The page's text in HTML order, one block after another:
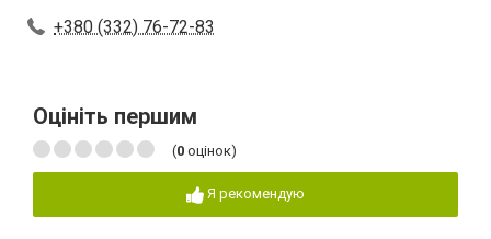
+380 (332) 76-72-83
Оцініть першим
(0 оцінок)
Я рекомендую